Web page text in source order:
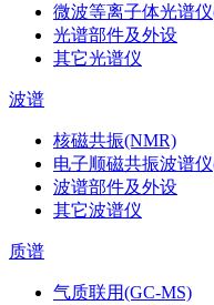
微波等离子体光谱
光谱部件及外设
其它光谱仪
波谱
核磁共振(NMR)
电子顺磁共振波谱仪
波谱部件及外设
其它波谱仪
质谱
气质联用(GC-MS)